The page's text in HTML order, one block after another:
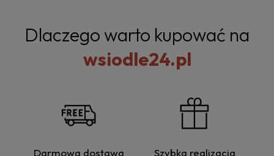
Dlaczego warto kupować na
wsiodle24.pl
Darmowa dostawa Szybka realizacja